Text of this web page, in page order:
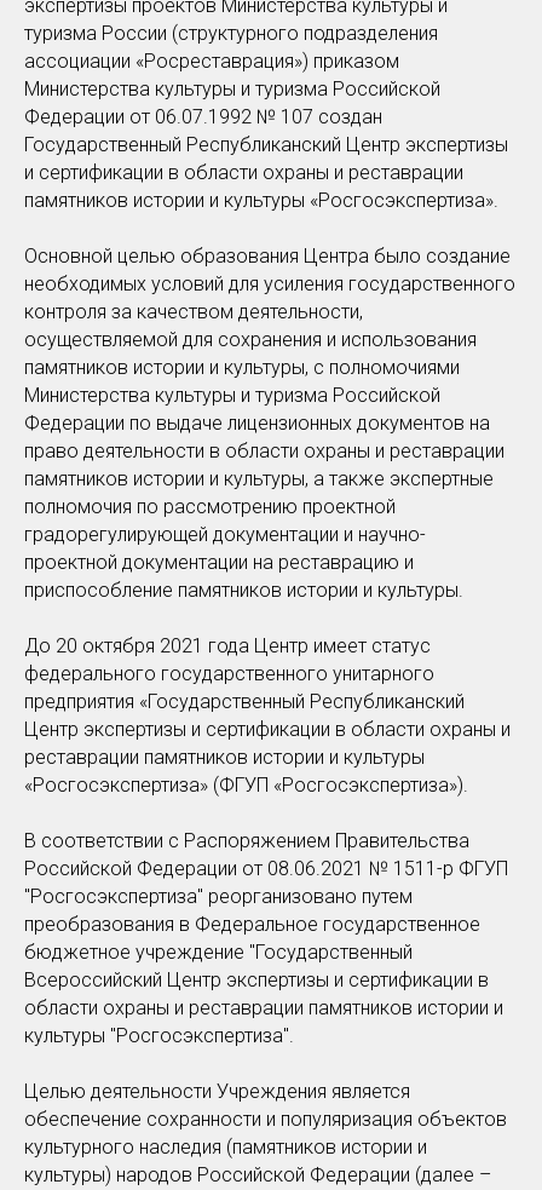
экспертизы проектов Министерства культуры и
туризма России (структурного подразделения
ассоциации «Росреставрация») приказом
Министерства культуры и туризма Российской
Федерации от 06.07.1992 № 107 создан
Государственный Республиканский Центр экспертизы
и сертификации в области охраны и реставрации
памятников истории и культуры «Росгосэкспертиза».
Основной целью образования Центра было создание
необходимых условий для усиления государственного
контроля за качеством деятельности,
осуществляемой для сохранения и использования
памятников истории и культуры, с полномочиями
Министерства культуры и туризма Российской
Федерации по выдаче лицензионных документов на
право деятельности в области охраны и реставрации
памятников истории и культуры, а также экспертные
полномочия по рассмотрению проектной
градорегулирующей документации и научно-
проектной документации на реставрацию и
приспособление памятников истории и культуры.
До 20 октября 2021 года Центр имеет статус
федерального государственного унитарного
предприятия «Государственный Республиканский
Центр экспертизы и сертификации в области охраны и
реставрации памятников истории и культуры
«Росгосэкспертиза» (ФГУП «Росгосэкспертиза»).
В соответствии с Распоряжением Правительства
Российской Федерации от 08.06.2021 № 1511-р ФГУП
"Росгосэкспертиза" реорганизовано путем
преобразования в Федеральное государственное
бюджетное учреждение "Государственный
Всероссийский Центр экспертизы и сертификации в
области охраны и реставрации памятников истории и
культуры "Росгосэкспертиза".
Целью деятельности Учреждения является
обеспечение сохранности и популяризация объектов
культурного наследия (памятников истории и
культуры) народов Российской Федерации (далее –